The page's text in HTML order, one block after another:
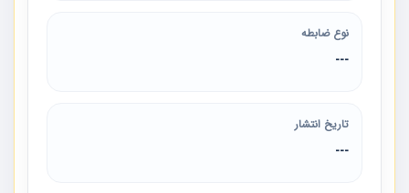
نوع ضابطه
---
تاریخ انتشار
---